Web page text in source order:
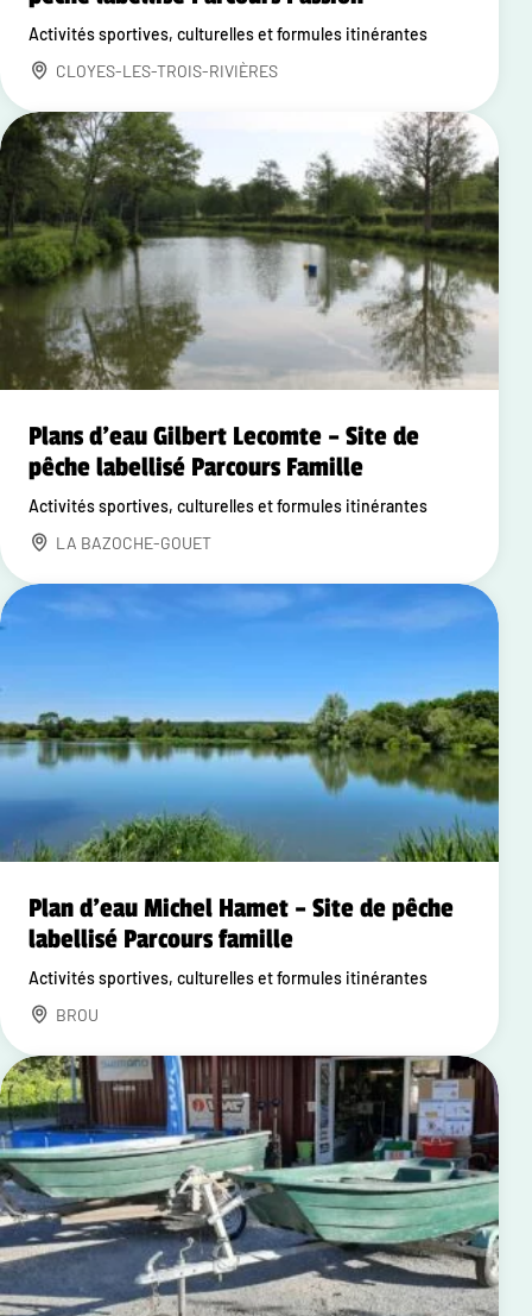
Activités sportives, culturelles et formules itinérantes
CLOYES-LES-TROIS-RIVIÈRES
Plans d'eau Gilbert Lecomte – Site de
pêche labellisé Parcours Famille
Activités sportives, culturelles et formules itinérantes
LA BAZOCHE-GOUET
Plan d'eau Michel Hamet – Site de pêche
labellisé Parcours famille
Activités sportives, culturelles et formules itinérantes
BROU